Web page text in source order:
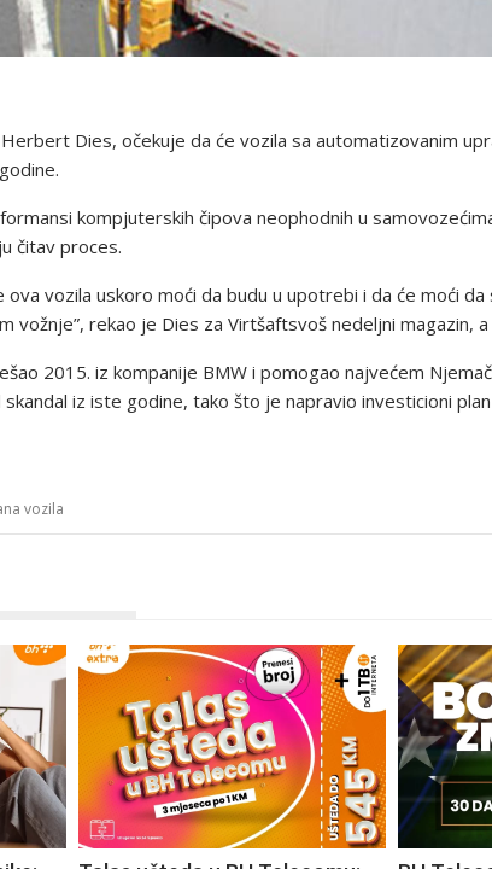
Dies, očekuje da će vozila sa automatizovanim
kompjuterskih čipova neophodnih u
čitav proces.
vozila uskoro moći da budu u upotrebi i da će moći da
vožnje”, rekao je Dies za Virtšaftsvoš nedeljni magazin,
2015. iz kompanije BMW i pomogao najvećem
iz iste godine, tako što je napravio investicioni
vozila